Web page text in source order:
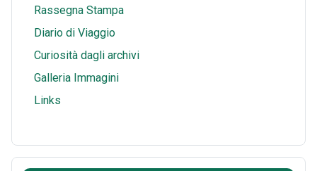
Rassegna Stampa
Diario di Viaggio
Curiosità dagli archivi
Galleria Immagini
Links